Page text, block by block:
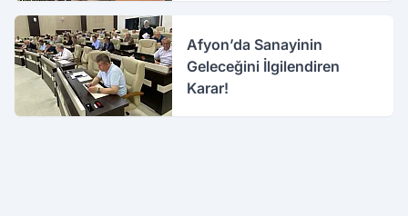
Afyon’da Sanayinin
Geleceğini İlgilendiren
Karar!